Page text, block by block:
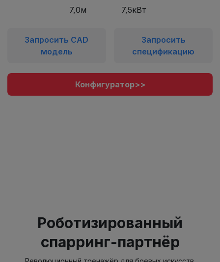
7,0м 7,5кВт
Запросить CAD
модель
Запросить
спецификацию
Конфигуратор>>
Роботизированный
спарринг-партнёр